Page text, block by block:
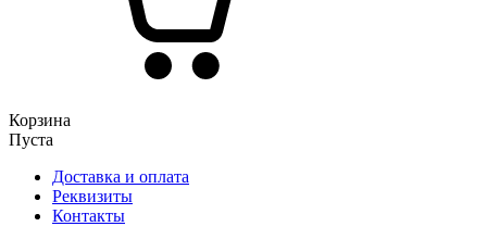
Корзина
Пуста
Доставка и оплата
Реквизиты
Контакты